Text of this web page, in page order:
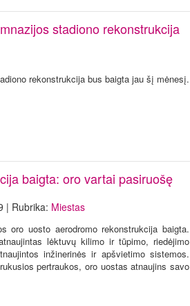
stadiono rekonstrukcija
rekonstrukcija bus baigta jau šį mėnesį.
baigta: oro vartai pasiruošę
| Rubrika: Miestas
oro uosto aerodromo rekonstrukcija baigta.
lėktuvų kilimo ir tūpimo, riedėjimo
inžinerinės ir apšvietimo sistemos.
pertraukos, oro uostas atnaujins savo